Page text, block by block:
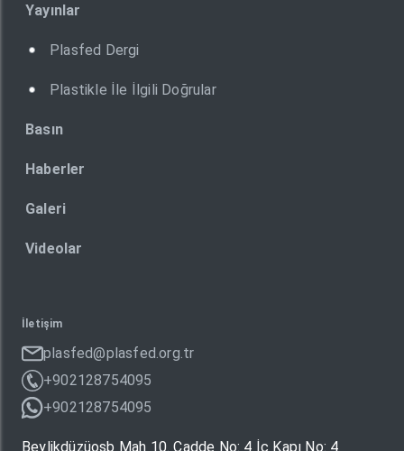
Yayınlar
Plasfed Dergi
Plastikle İle İlgili Doğrular
Basın
Haberler
Galeri
Videolar
İletişim
plasfed@plasfed.org.tr
+902128754095
+902128754095
Beylikdüzüosb Mah 10. Cadde No: 4 İç Kapı No: 4